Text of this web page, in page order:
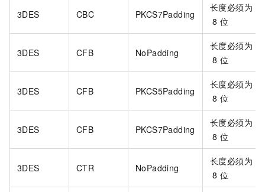
3DES CBC PKCS7Padding
长度必须为
8 位
3DES CFB NoPadding
长度必须为
8 位
3DES CFB PKCS5Padding
长度必须为
8 位
3DES CFB PKCS7Padding
长度必须为
8 位
3DES CTR NoPadding
长度必须为
8 位